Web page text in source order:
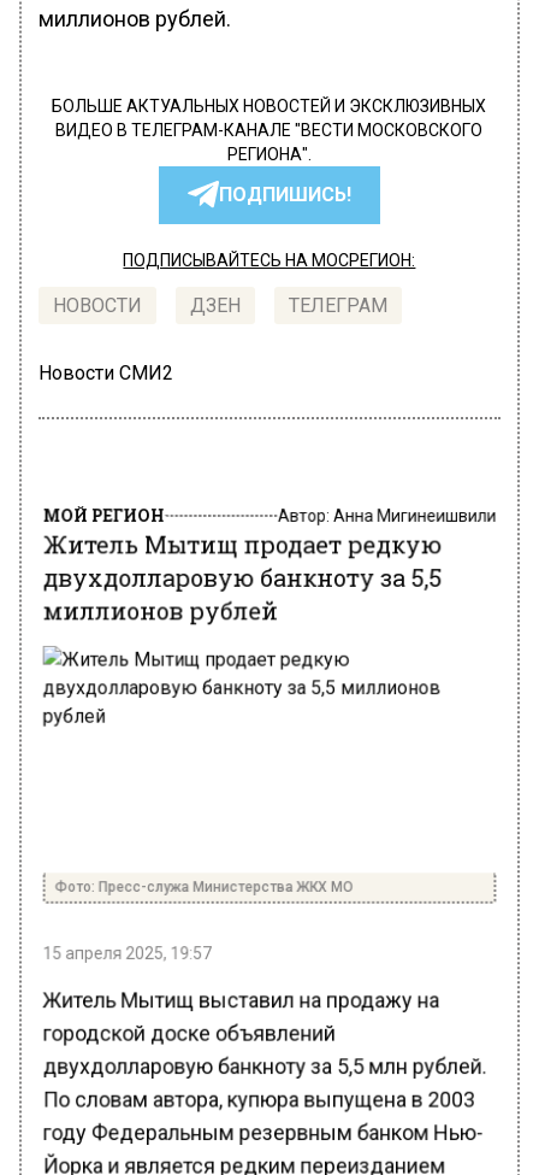
миллионов рублей.
БОЛЬШЕ АКТУАЛЬНЫХ НОВОСТЕЙ И ЭКСКЛЮЗИВНЫХ
ВИДЕО В ТЕЛЕГРАМ-КАНАЛЕ "ВЕСТИ МОСКОВСКОГО
РЕГИОНА".
ПОДПИШИСЬ!
ПОДПИСЫВАЙТЕСЬ НА МОСРЕГИОН:
НОВОСТИ ДЗЕН ТЕЛЕГРАМ
Новости СМИ2
Житель Мытищ продает редкую
двухдолларовую банкноту за 5,5
миллионов рублей
Фото: Пресс-служа Министерства ЖКХ МО
15 апреля 2025, 19:57
Житель Мытищ выставил на продажу на
городской доске объявлений
двухдолларовую банкноту за 5,5 млн рублей.
По словам автора, купюра выпущена в 2003
году Федеральным резервным банком Нью-
Йорка и является редким переизданием